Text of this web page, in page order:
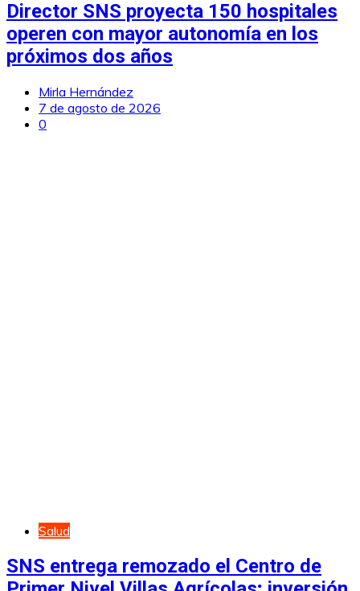
Director SNS proyecta 150 hospitales
operen con mayor autonomía en los
próximos dos años
Mirla Hernández
7 de agosto de 2026
0
Salud
SNS entrega remozado el Centro de